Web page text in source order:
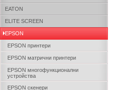
EATON
ELITE SCREEN
EPSON
EPSON принтери
EPSON матрични принтери
EPSON многофункционални
устройства
EPSON скенери